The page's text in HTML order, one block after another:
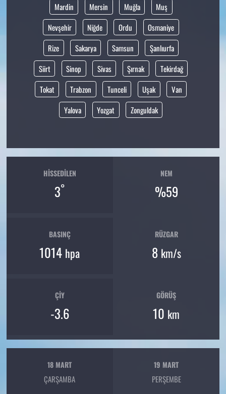
Mardin
Mersin Muğla
Muş
Nevşehir
Niğde Ordu
Osmaniye
Rize
Sakarya Samsun
Şanlıurfa
Siirt
Sinop Sivas Şırnak
Tekirdağ
Tokat
Trabzon Tunceli Uşak
Van
Yalova
Yozgat Zonguldak
HISSEDILEN
3°
NEM
%59
BASINÇ
1014 hpa
RÜZGAR
8 km/s
ÇIY
-3.6
GÖRÜŞ
10 km
18 MART
ÇARŞAMBA
19 MART
PERŞEMBE